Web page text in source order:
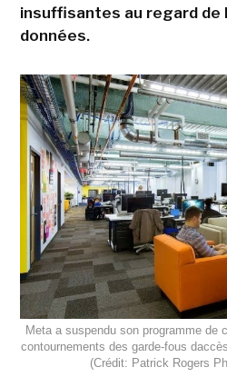
insuffisantes au regard de
données.
Meta a suspendu son programme de
contournements des garde-fous
(Crédit: Patrick Rogers